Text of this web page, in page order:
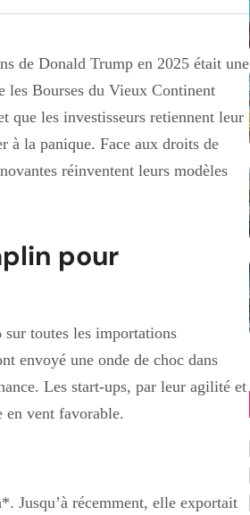
de Donald Trump en 2025 était une
les Bourses du Vieux Continent
que les investisseurs retiennent leur
à la panique. Face aux droits de
réinventent leurs modèles
pour
toutes les importations
envoyé une onde de choc dans
Les start-ups, par leur agilité et
en vent favorable.
Jusqu’à récemment, elle exportait